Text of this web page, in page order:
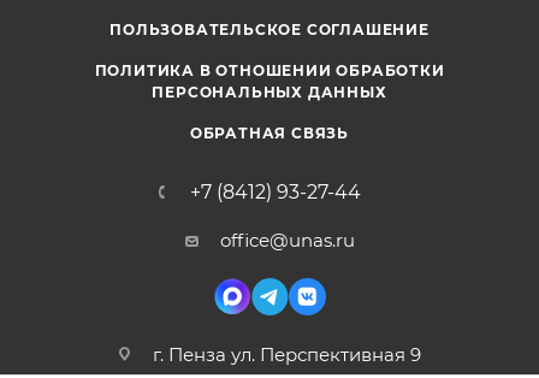
ПОЛЬЗОВАТЕЛЬСКОЕ СОГЛАШЕНИЕ
ПОЛИТИКА В ОТНОШЕНИИ ОБРАБОТКИ
ПЕРСОНАЛЬНЫХ ДАННЫХ
ОБРАТНАЯ СВЯЗЬ
+7 (8412) 93-27-44
office@unas.ru
г. Пенза ул. Перспективная 9